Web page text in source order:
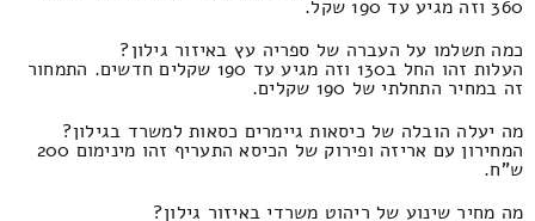
360 וזה מגיע עד 190 שקל.
כמה תשלמו על העברה של ספריה עץ באיזור גילון?
העלות זהו החל ב130 וזה מגיע עד 190 שקלים חדשים. התמחור
זה במחיר התחלתי של 190 שקלים.
מה יעלה הובלה של כיסאות גיימרים כסאות למשרד בגילון?
המחירון עם אריזה ופירוק של הכיסא התעריף זהו מינימום 200
ש"ח.
מה מחיר שינוע של ריהוט משרדי באיזור גילון?